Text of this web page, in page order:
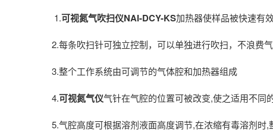
1.可视氮气吹扫仪NAI-DCY-KS加热器使样品被快速有
2.每条吹扫针可独立控制，可以单独进行吹扫，不浪费
3.整个工作系统由可调节的气体腔和加热器组成
4.可视氮气仪气针在气腔的位置可被改变,使之适用不同
5.气腔高度可根据溶剂液面高度调节,在浓缩有毒溶剂时,